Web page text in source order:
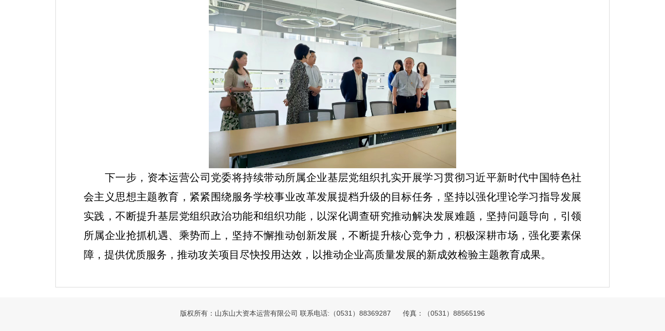
下一步，资本运营公司党委将持续带动所属企业基层党组织扎实开展学习贯彻习近平新时代中国特色社
会主义思想主题教育，紧紧围绕服务学校事业改革发展提档升级的目标任务，坚持以强化理论学习指导发展
实践，不断提升基层党组织政治功能和组织功能，以深化调查研究推动解决发展难题，坚持问题导向，引领
所属企业抢抓机遇、乘势而上，坚持不懈推动创新发展，不断提升核心竞争力，积极深耕市场，强化要素保
障，提供优质服务，推动攻关项目尽快投用达效，以推动企业高质量发展的新成效检验主题教育成果。
版权所有：山东山大资本运营有限公司 联系电话:（0531）88369287 传真：（0531）88565196